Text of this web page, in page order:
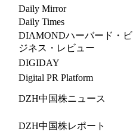
Daily Mirror
Daily Times
DIAMONDハーバード・ビ
ジネス・レビュー
DIGIDAY
Digital PR Platform
DZH中国株ニュース
DZH中国株レポート